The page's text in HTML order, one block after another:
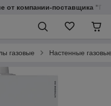
от компании-поставщика
газовые Настенные